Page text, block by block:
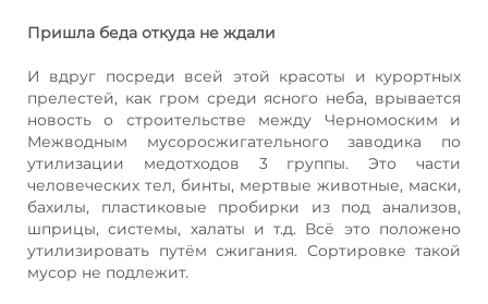
Пришла беда откуда не ждали
И вдруг посреди всей этой красоты и курортных
прелестей, как гром среди ясного неба, врывается
новость о строительстве между Черномоским и
Межводным мусоросжигательного заводика по
утилизации медотходов 3 группы. Это части
человеческих тел, бинты, мертвые животные, маски,
бахилы, пластиковые пробирки из под анализов,
шприцы, системы, халаты и т.д. Всё это положено
утилизировать путём сжигания. Сортировке такой
мусор не подлежит.